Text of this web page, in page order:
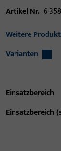
Artikel Nr. 6-
Weitere
Varianten
Einsatzbereich
Einsatzbereich